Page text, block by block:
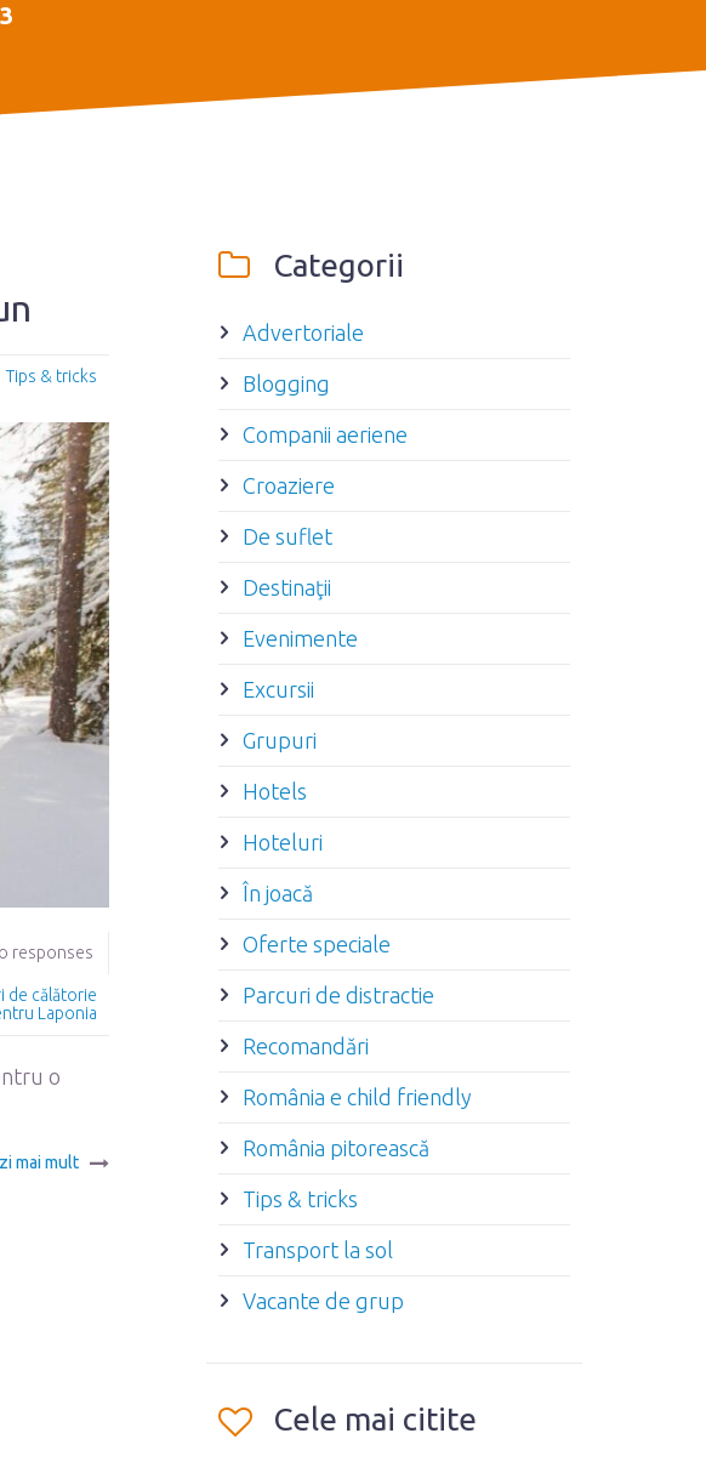
Tips & tricks
responses
de călătorie
Laponia
o
mai mult
Categorii
Advertoriale
Blogging
Companii aeriene
Croaziere
De suflet
Destinaţii
Evenimente
Excursii
Grupuri
Hotels
Hoteluri
În joacă
Oferte speciale
Parcuri de distractie
Recomandări
România e child friendly
România pitorească
Tips & tricks
Transport la sol
Vacante de grup
Cele mai citite